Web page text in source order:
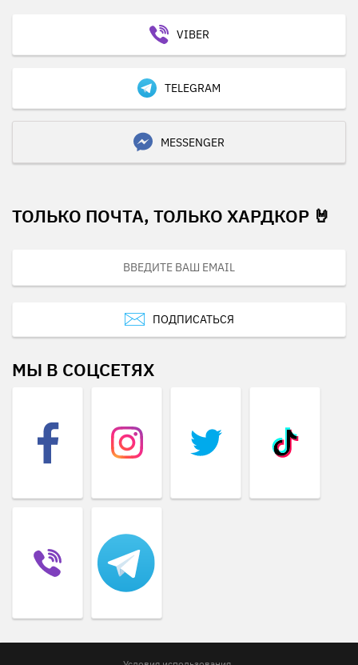
VIBER
TELEGRAM
MESSENGER
ТОЛЬКО ПОЧТА, ТОЛЬКО ХАРДКОР 🤘
ПОДПИСАТЬСЯ
МЫ В СОЦСЕТЯХ